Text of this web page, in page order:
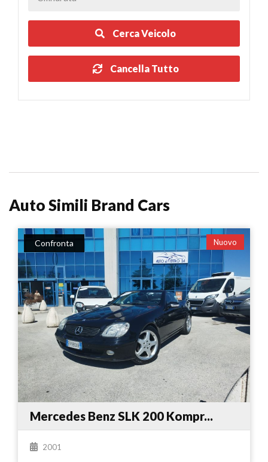
Cerca Veicolo
Cancella Tutto
Auto Simili Brand Cars
Nuovo
Confronta
Mercedes Benz SLK 200 Kompr...
2001